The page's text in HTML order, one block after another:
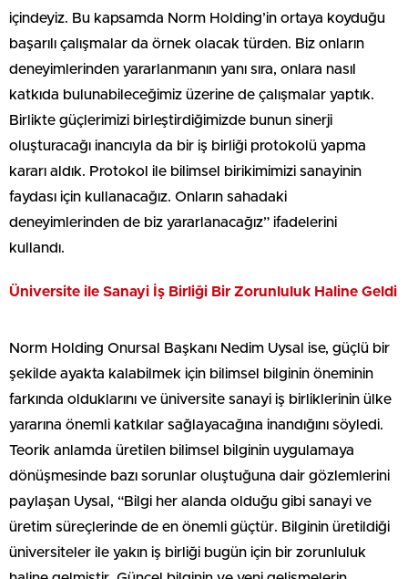
içindeyiz. Bu kapsamda Norm Holding’in ortaya koyduğu
başarılı çalışmalar da örnek olacak türden. Biz onların
deneyimlerinden yararlanmanın yanı sıra, onlara nasıl
katkıda bulunabileceğimiz üzerine de çalışmalar yaptık.
Birlikte güçlerimizi birleştirdiğimizde bunun sinerji
oluşturacağı inancıyla da bir iş birliği protokolü yapma
kararı aldık. Protokol ile bilimsel birikimimizi sanayinin
faydası için kullanacağız. Onların sahadaki
deneyimlerinden de biz yararlanacağız” ifadelerini
kullandı.
Üniversite ile Sanayi İş Birliği Bir Zorunluluk Haline Geldi
Norm Holding Onursal Başkanı Nedim Uysal ise, güçlü bir
şekilde ayakta kalabilmek için bilimsel bilginin öneminin
farkında olduklarını ve üniversite sanayi iş birliklerinin ülke
yararına önemli katkılar sağlayacağına inandığını söyledi.
Teorik anlamda üretilen bilimsel bilginin uygulamaya
dönüşmesinde bazı sorunlar oluştuğuna dair gözlemlerini
paylaşan Uysal, “Bilgi her alanda olduğu gibi sanayi ve
üretim süreçlerinde de en önemli güçtür. Bilginin üretildiği
üniversiteler ile yakın iş birliği bugün için bir zorunluluk